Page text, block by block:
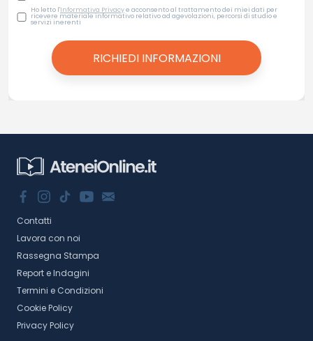
Ho letto l'Informativa Privacye acconsento al trattamento dei miei dati per
ricevere materiale informativo relativo ad agevolazioni, percorsi di studio e
servizi inerenti
Contatti
Lavora con noi
Rassegna Stampa
Report e Indagini
Termini e Condizioni
Cookie Policy
Privacy Policy